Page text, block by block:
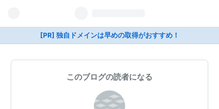
[PR] 独自ドメインは早めの取得がおすすめ！
このブログの読者になる